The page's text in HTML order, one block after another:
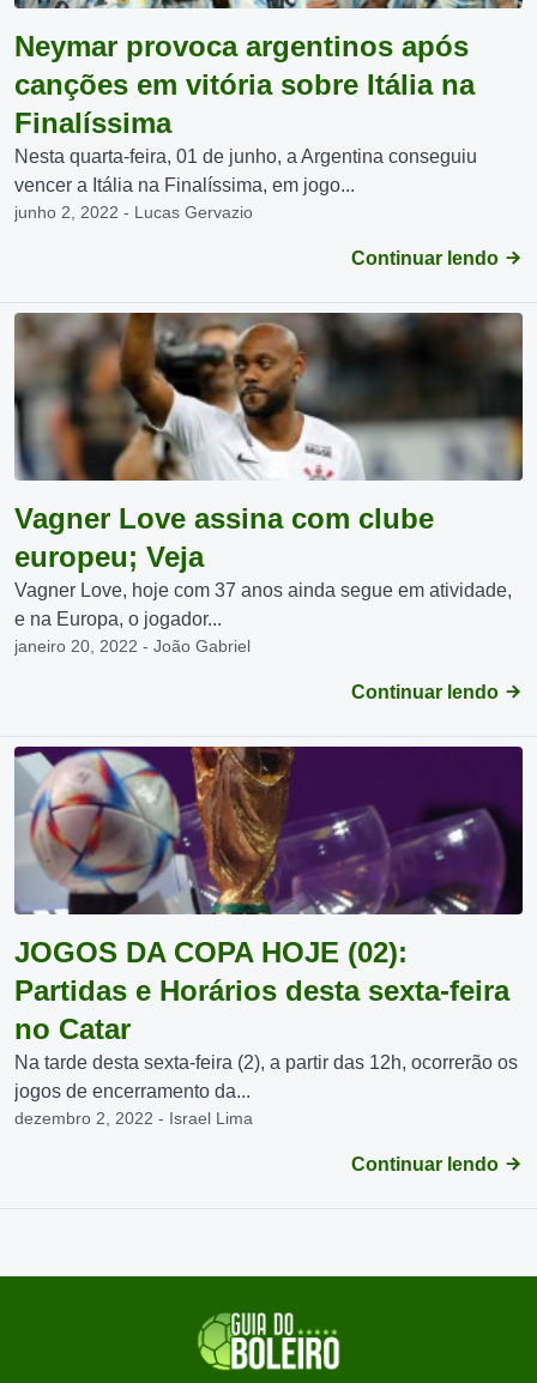
Neymar provoca argentinos após
canções em vitória sobre Itália na
Finalíssima
Nesta quarta-feira, 01 de junho, a Argentina conseguiu
vencer a Itália na Finalíssima, em jogo...
junho 2, 2022 - Lucas Gervazio
Continuar lendo
Vagner Love assina com clube
europeu; Veja
Vagner Love, hoje com 37 anos ainda segue em atividade,
e na Europa, o jogador...
janeiro 20, 2022 - João Gabriel
Continuar lendo
JOGOS DA COPA HOJE (02):
Partidas e Horários desta sexta-feira
no Catar
Na tarde desta sexta-feira (2), a partir das 12h, ocorrerão os
jogos de encerramento da...
dezembro 2, 2022 - Israel Lima
Continuar lendo